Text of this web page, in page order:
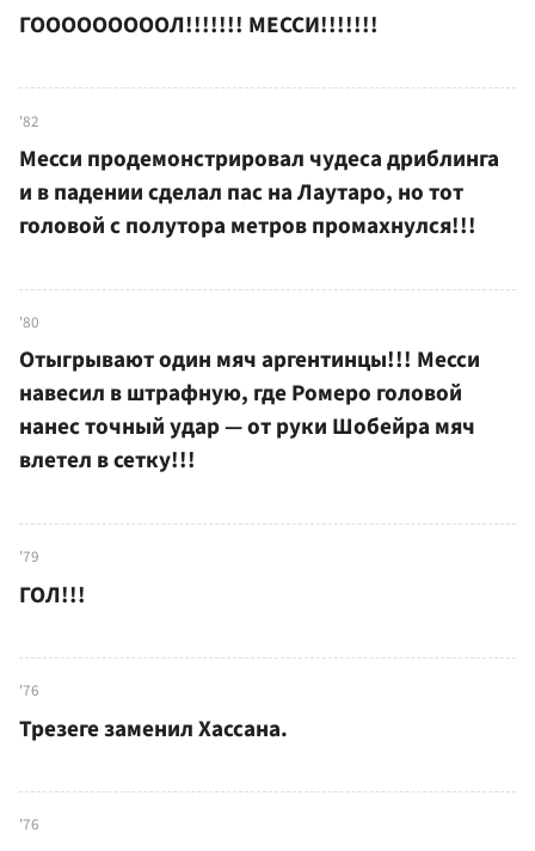
ГОООООООООЛ!!!!!!! МЕССИ!!!!!!!
'82
Месси продемонстрировал чудеса дриблинга
и в падении сделал пас на Лаутаро, но тот
головой с полутора метров промахнулся!!!
'80
Отыгрывают один мяч аргентинцы!!! Месси
навесил в штрафную, где Ромеро головой
нанес точный удар — от руки Шобейра мяч
влетел в сетку!!!
'79
ГОЛ!!!
'76
Трезеге заменил Хассана.
'76